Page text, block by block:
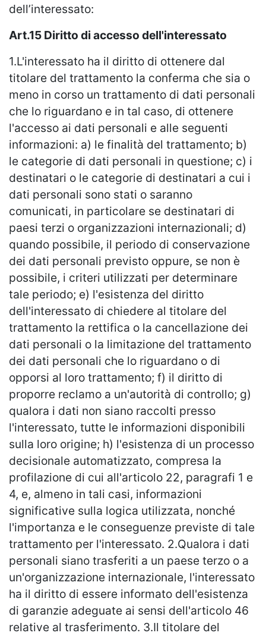
dell’interessato:
Art.15 Diritto di accesso dell'interessato
1.L'interessato ha il diritto di ottenere dal
titolare del trattamento la conferma che sia o
meno in corso un trattamento di dati personali
che lo riguardano e in tal caso, di ottenere
l'accesso ai dati personali e alle seguenti
informazioni: a) le finalità del trattamento; b)
le categorie di dati personali in questione; c) i
destinatari o le categorie di destinatari a cui i
dati personali sono stati o saranno
comunicati, in particolare se destinatari di
paesi terzi o organizzazioni internazionali; d)
quando possibile, il periodo di conservazione
dei dati personali previsto oppure, se non è
possibile, i criteri utilizzati per determinare
tale periodo; e) l'esistenza del diritto
dell'interessato di chiedere al titolare del
trattamento la rettifica o la cancellazione dei
dati personali o la limitazione del trattamento
dei dati personali che lo riguardano o di
opporsi al loro trattamento; f) il diritto di
proporre reclamo a un'autorità di controllo; g)
qualora i dati non siano raccolti presso
l'interessato, tutte le informazioni disponibili
sulla loro origine; h) l'esistenza di un processo
decisionale automatizzato, compresa la
profilazione di cui all'articolo 22, paragrafi 1 e
4, e, almeno in tali casi, informazioni
significative sulla logica utilizzata, nonché
l'importanza e le conseguenze previste di tale
trattamento per l'interessato. 2.Qualora i dati
personali siano trasferiti a un paese terzo o a
un'organizzazione internazionale, l'interessato
ha il diritto di essere informato dell'esistenza
di garanzie adeguate ai sensi dell'articolo 46
relative al trasferimento. 3.Il titolare del